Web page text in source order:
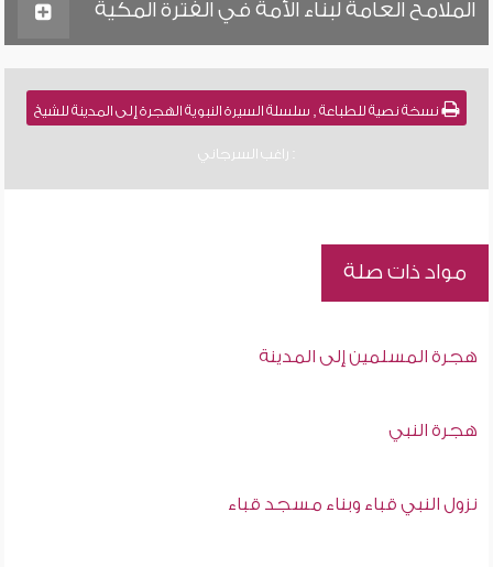
الملامح العامة لبناء الأمة في الفترة المكية
نسخة نصية للطباعة , سلسلة السيرة النبوية الهجرة إلى المدينة للشيخ
: راغب السرجاني
مواد ذات صلة
هجرة المسلمين إلى المدينة
هجرة النبي
نزول النبي قباء وبناء مسجد قباء